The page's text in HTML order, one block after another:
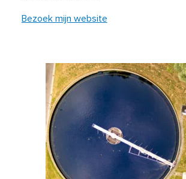
Bezoek mijn website